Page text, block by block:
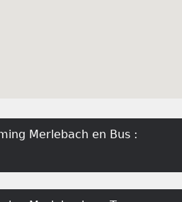
Merlebach en Bus :